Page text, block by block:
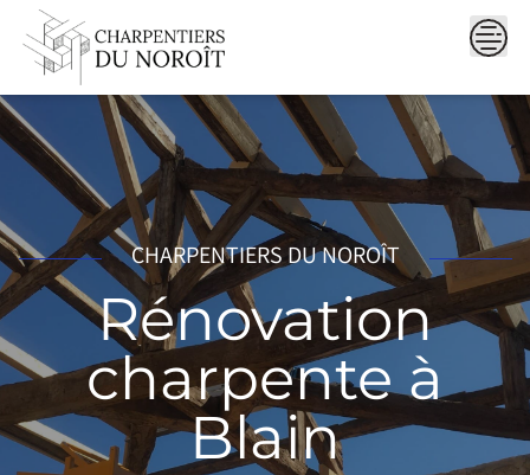
content
CHARPENTIERS DU NOROÎT
Rénovation
charpente à
Blain